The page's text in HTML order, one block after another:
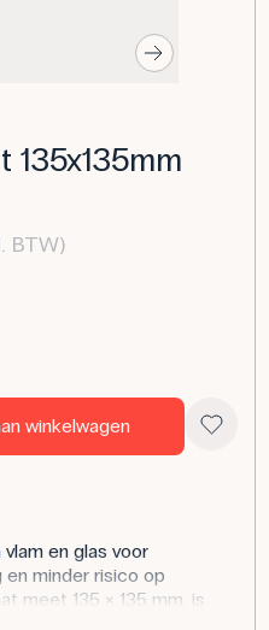
BTW)
winkelwagen
en glas voor
minder risico op
meet 135 × 135 mm, is